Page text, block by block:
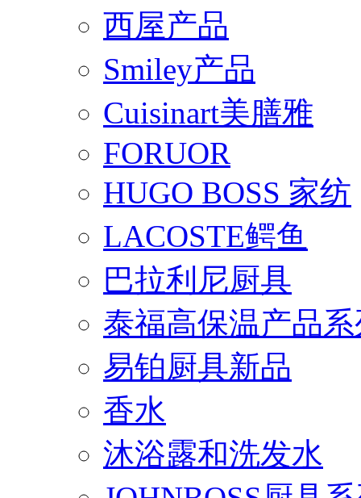
西屋产品
Smiley产品
Cuisinart美膳雅
FORUOR
HUGO BOSS 家纺
LACOSTE鳄鱼
巴拉利尼厨具
泰福高保温产品
易铂厨具新品
香水
沐浴露和洗发水